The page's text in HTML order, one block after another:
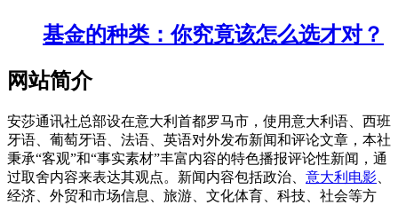
基金的种类：你究竟该怎么选才对？
网站简介
安莎通讯社总部设在意大利首都罗马市，使用意大利语、西班
牙语、葡萄牙语、法语、英语对外发布新闻和评论文章，本社
秉承“客观”和“事实素材”丰富内容的特色播报评论性新闻，通
过取舍内容来表达其观点。新闻内容包括政治、 意大利电影
经济、外贸和市场信息、旅游、文化体育、科技、社会等方